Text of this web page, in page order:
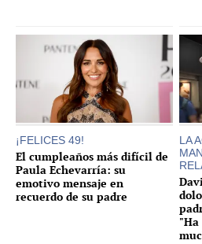
¡FELICES 49!
El cumpleaños más difícil de
Paula Echevarría: su
emotivo mensaje en
recuerdo de su padre
LA